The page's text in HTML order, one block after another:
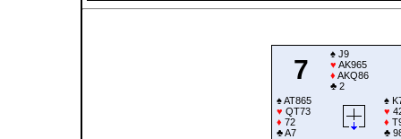
7
♠J9
♥ AK965
♦ AKQ86
♣2
♠AT865
♥ QT73
♦ 72
♣A7
♠
♥
♦
♣